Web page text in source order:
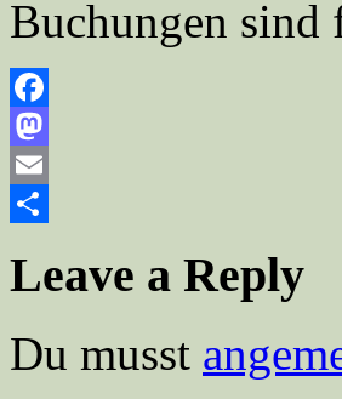
Buchungen sind
Facebook
Mastodon
Email
Leave a Reply
Du musst